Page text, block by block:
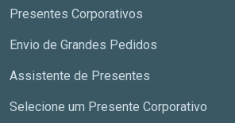
Presentes Corporativos
Envio de Grandes Pedidos
Assistente de Presentes
Selecione um Presente Corporativo